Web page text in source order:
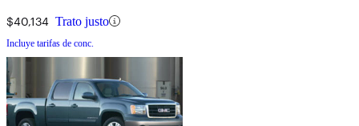
$40,134 Trato justo
Incluye tarifas de conc.